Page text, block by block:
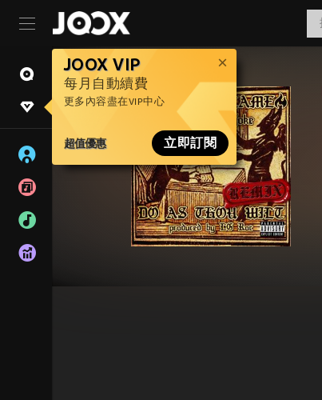
JOOX VIP
每月自動續費
更多內容盡在VIP中心
超值優惠 立即訂閱